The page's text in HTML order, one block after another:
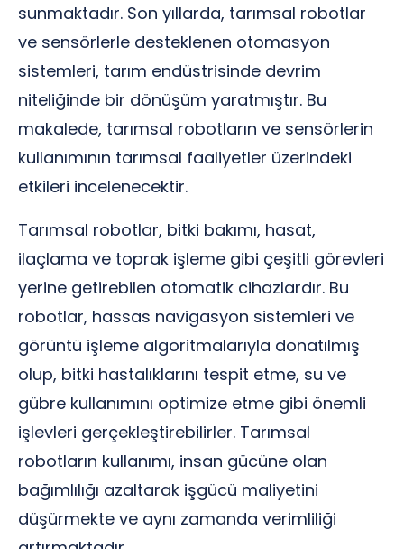
sunmaktadır. Son yıllarda, tarımsal robotlar
ve sensörlerle desteklenen otomasyon
sistemleri, tarım endüstrisinde devrim
niteliğinde bir dönüşüm yaratmıştır. Bu
makalede, tarımsal robotların ve sensörlerin
kullanımının tarımsal faaliyetler üzerindeki
etkileri incelenecektir.
Tarımsal robotlar, bitki bakımı, hasat,
ilaçlama ve toprak işleme gibi çeşitli görevleri
yerine getirebilen otomatik cihazlardır. Bu
robotlar, hassas navigasyon sistemleri ve
görüntü işleme algoritmalarıyla donatılmış
olup, bitki hastalıklarını tespit etme, su ve
gübre kullanımını optimize etme gibi önemli
işlevleri gerçekleştirebilirler. Tarımsal
robotların kullanımı, insan gücüne olan
bağımlılığı azaltarak işgücü maliyetini
düşürmekte ve aynı zamanda verimliliği